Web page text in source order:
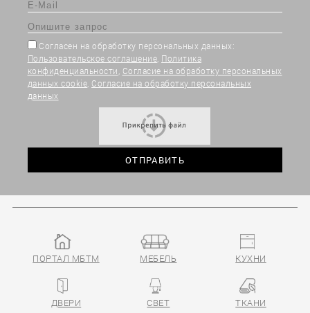
Согласен на обработку персональных данных:
Пользовательское соглашение, Политика
конфиденциальности, Согласие на обработку персональных
данных cookie, Согласие на обработку персональных
данных
ПОРТАЛ МБТМ МЕБЕЛЬ КУХНИ
ДВЕРИ СВЕТ ТКАНИ